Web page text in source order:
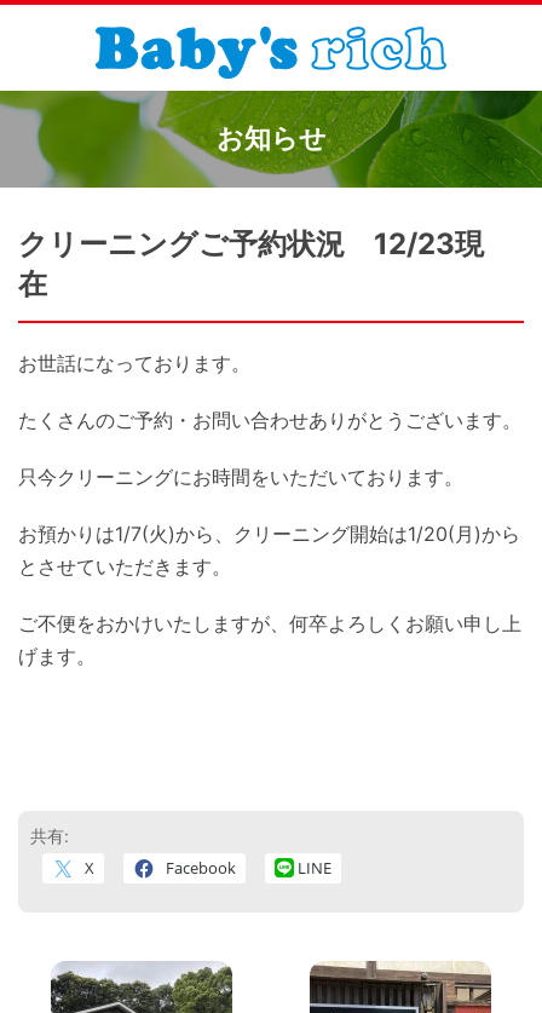
お知らせ
クリーニングご予約状況 12/23現
在
お世話になっております。
たくさんのご予約・お問い合わせありがとうございます。
只今クリーニングにお時間をいただいております。
お預かりは1/7(火)から、クリーニング開始は1/20(月)から
とさせていただきます。
ご不便をおかけいたしますが、何卒よろしくお願い申し上
げます。
共有:
X Facebook LINE